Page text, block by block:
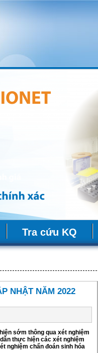
Tra cứu KQ
NHẬT NĂM 2022
sớm thông qua xét nghiệm
thực hiện các xét nghiệm
nghiệm chẩn đoán sinh hóa